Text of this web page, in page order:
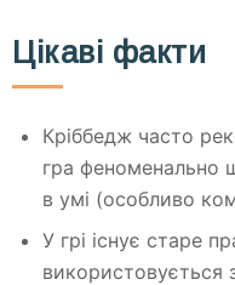
Цікаві факти
Кріббедж часто
гра феноменально
в умі (особливо
У грі існує старе
використовується